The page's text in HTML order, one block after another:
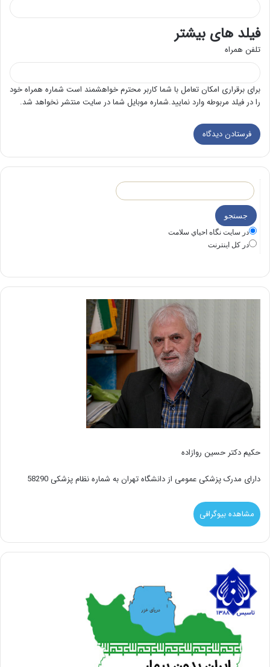
فیلد های بیشتر
تلفن همراه
برای برقراری امکان تعامل با شما کاربر محترم خواهشمند است شماره همراه خود
را در فیلد مربوطه وارد نمایید.شماره موبایل شما در سایت منتشر نخواهد شد.
در سايت نگاه احياي سلامت
در كل اينترنت
حکیم دکتر حسین روازاده
دارای مدرک پزشکی عمومی از دانشگاه تهران به شماره نظام پزشکی 58290
مشاهده بیوگرافی